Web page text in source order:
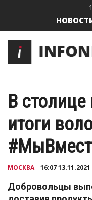
В
итоги
МОСКВА 16:07 13.11.2021
Добровольцы